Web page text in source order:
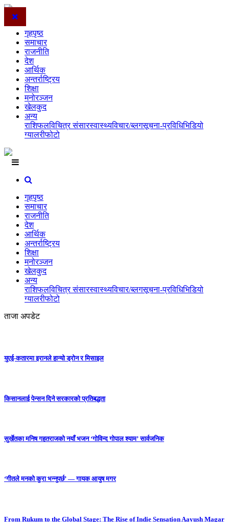
गृहपृष्ठ
समाचार
राजनीति
देश
आर्थिक
अन्तर्राष्ट्रिय
शिक्षा
मनोरञ्जन
खेलकुद
अन्य
राशिफलविचित्र संसारस्वास्थ्यविचार/ब्लगसूचना-प्रविधिभिडियो
ग्यालरीफोटो
गृहपृष्ठ
समाचार
राजनीति
देश
आर्थिक
अन्तर्राष्ट्रिय
शिक्षा
मनोरञ्जन
खेलकुद
अन्य
राशिफलविचित्र संसारस्वास्थ्यविचार/ब्लगसूचना-प्रविधिभिडियो
ग्यालरीफोटो
ताजा अपडेट
युएई-कतारमा इरानले हान्यो ड्रोन र मिसाइल
किसानलाई पेन्सन दिने सरकारको प्रतिबद्धता
सुर्खेतका मनिष गहतराजको नयाँ भजन ‘गोविन्द गोपाल श्याम’ सार्वजनिक
‘गीतले मनको कुरा भन्नुपर्छ’ — गायक आयुष मगर
From Rukum to the Global Stage: The Rise of Indie Sensation Aayush Magar